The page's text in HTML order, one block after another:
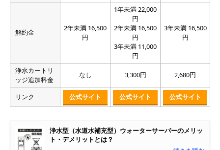
解約金
2年未満 16,500
円
1年未満 22,000
円
2年未満 16,500
円
3年未満 11,000
円
3年未満 16,500
円
浄水カートリ
ッジ追加料金
なし 3,300円 2,680円
リンク 公式サイト 公式サイト 公式サイト
浄水型（水道水補充型）ウォーターサーバーのメリッ
ト・デメリットとは？